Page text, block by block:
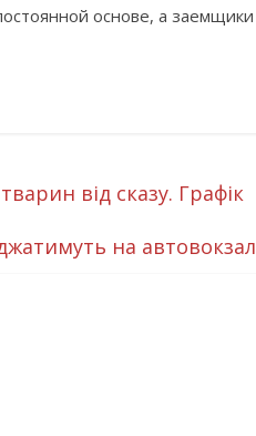
основе, а заемщики
від сказу. Графік
на автовокзал